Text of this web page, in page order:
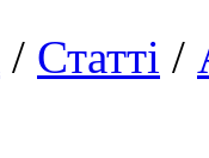
/ Статті /